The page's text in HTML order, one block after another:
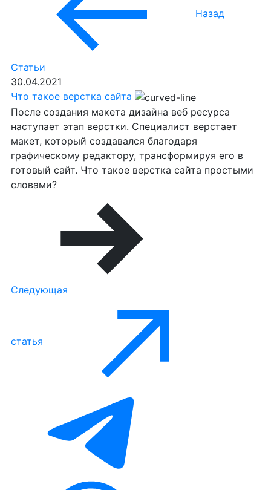
Назад
Статьи
30.04.2021
Что такое верстка сайта
После создания макета дизайна веб ресурса
наступает этап верстки. Специалист верстает
макет, который создавался благодаря
графическому редактору, трансформируя его в
готовый сайт. Что такое верстка сайта простыми
словами?
Следующая
статья